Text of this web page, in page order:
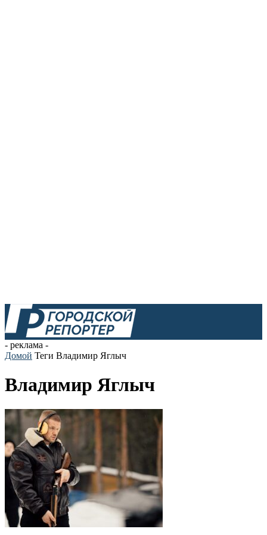
- реклама -
Домой Теги Владимир Яглыч
Владимир Яглыч